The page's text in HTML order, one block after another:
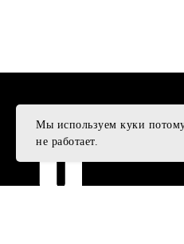
Мы используем куки
не работает.